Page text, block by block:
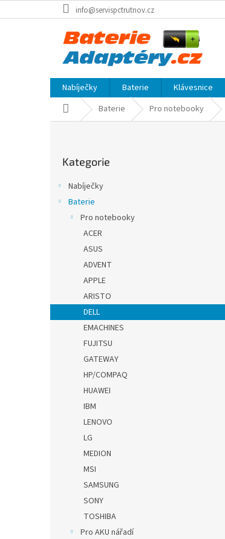
na
info@servispctrutnov.cz
Nabíječky Baterie Klávesnice
Domů Baterie Pro notebooky
l
kategorie
Kategorie
Nabíječky
Baterie
Pro notebooky
ACER
ASUS
ADVENT
APPLE
ARISTO
DELL
EMACHINES
FUJITSU
GATEWAY
HP/COMPAQ
HUAWEI
IBM
LENOVO
LG
MEDION
MSI
SAMSUNG
SONY
TOSHIBA
Pro AKU nářadí